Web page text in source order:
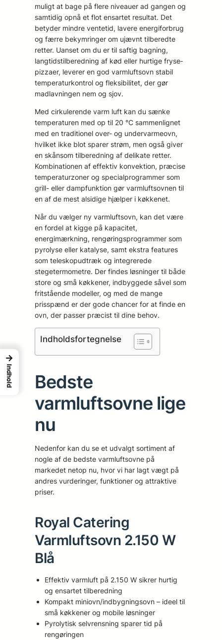
muligt at bage på flere niveauer ad gangen og
samtidig opnå et flot ensartet resultat. Det
betyder mindre ventetid, lavere energiforbrug
og færre bekymringer om ujævnt tilberedte
retter. Uanset om du er til saftig bagning,
langtidstilberedning af kød eller hurtige fryse­
pizzaer, leverer en god varmluftsovn stabil
temperaturkontrol og fleksibilitet, der gør
madlavningen nem og sjov.
Med cirkulerende varm luft kan du sænke
temperaturen med op til 20 °C sammenlignet
med en traditionel over- og undervarmeovn,
hvilket ikke blot sparer strøm, men også giver
en skånsom tilberedning af delikate retter.
Kombinationen af effektiv konvektion, præcise
temperaturzoner og specialprogrammer som
grill- eller dampfunktion gør varmluftsovnen til
en af de mest alsidige hjælper i køkkenet.
Når du vælger ny varmluftsovn, kan det være
en fordel at kigge på kapacitet,
energimærkning, rengøringsprogrammer som
pyrolyse eller katalyse, samt ekstra features
som teleskopudtræk og integrerede
stegetermometre. Der findes løsninger til både
store og små køkkener, indbyggede såvel som
fritstående modeller, og med de mange
prisspænd er der gode chancer for at finde en
ovn, der passer præcist til dine behov.
Indholdsfortegnelse
Bedste
varmluftsovne lige
nu
Nedenfor kan du se et udvalgt sortiment af
nogle af de bedste varmluftsovne på
markedet netop nu, hvor vi har lagt vægt på
andres vurderinger, funktioner og attraktive
priser.
Royal Catering
Varmluftsovn 2.150 W
Blå
Effektiv varmluft på 2.150 W sikrer hurtig
og ensartet tilberedning
Kompakt miniovn/indbygningsovn – ideel til
små køkkener og mobile løsninger
Pyrolytisk selvrensning sparer tid på
rengøringen
→
Indhold